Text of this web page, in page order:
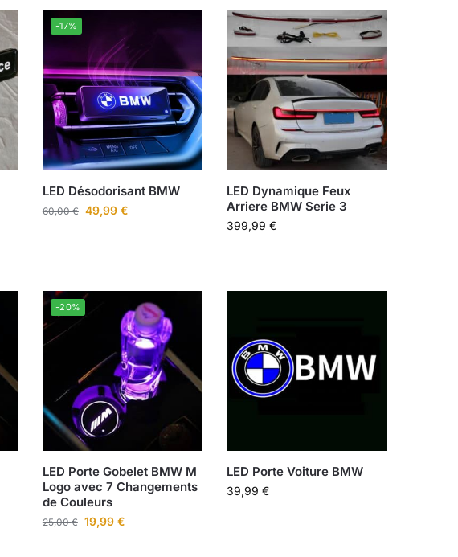
-17%
LED Désodorisant BMW
60,00€ 49,99 €
LED Dynamique Feux
Arriere BMW Serie 3
399,99€
-20%
LED Porte Gobelet BMW M
Logo avec 7 Changements
de Couleurs
25,00€ 19,99 €
LED Porte Voiture BMW
39,99€